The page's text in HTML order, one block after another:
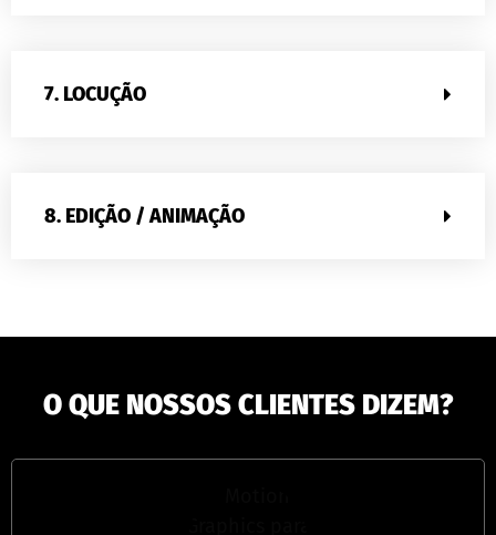
7. LOCUÇÃO
8. EDIÇÃO / ANIMAÇÃO
O QUE NOSSOS CLIENTES DIZEM?